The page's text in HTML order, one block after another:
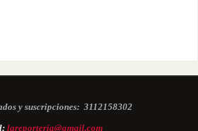
y suscripciones: 3112158302
lareporteria@gmail.com